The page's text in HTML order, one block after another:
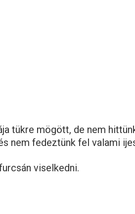
tükre mögött, de nem
nem fedeztünk fel valami
viselkedni.